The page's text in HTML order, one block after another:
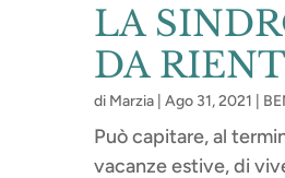
LA
DA
di Marzia |Ago 31, 2021
Può capitare, al
vacanze estive, di